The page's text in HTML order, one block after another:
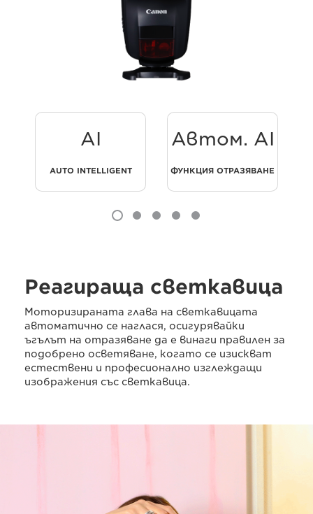
AI
AUTO INTELLIGENT
Автом. AI
ФУНКЦИЯ ОТРАЗЯВАНЕ
Реагираща светкавица
Моторизираната глава на светкавицата
автоматично се наглася, осигурявайки
ъгълът на отразяване да е винаги правилен за
подобрено осветяване, когато се изискват
естествени и професионално изглеждащи
изображения със светкавица.